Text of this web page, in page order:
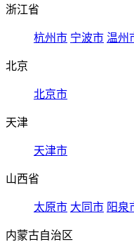
浙江省
杭州市 宁波市 温州
北京
北京市
天津
天津市
山西省
太原市 大同市 阳泉
内蒙古自治区